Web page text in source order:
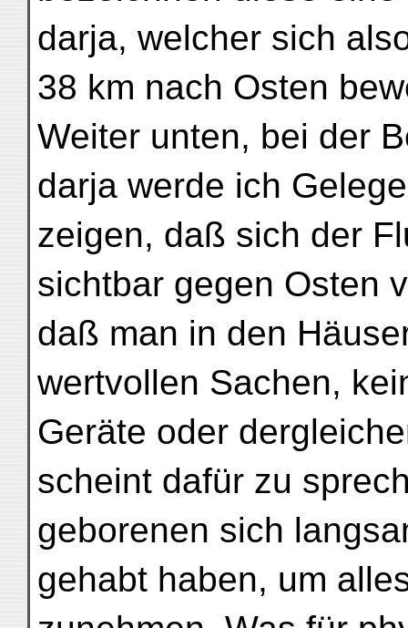
darja, welcher sich
38 km nach Osten
Weiter unten, bei der
darja werde ich
zeigen, daß sich der
sichtbar gegen Osten
daß man in den
wertvollen Sachen,
Geräte oder
scheint dafür zu
geborenen sich
gehabt haben, um